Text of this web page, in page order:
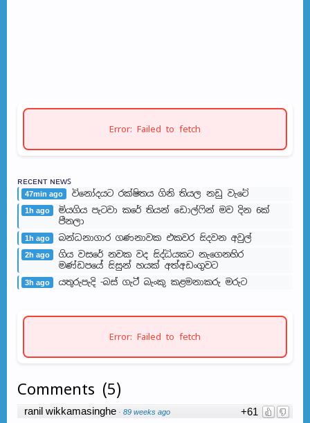
Error: Failed to fetch
ʀᴇᴄᴇɴᴛ ɴᴇᴡꜱ
47min ago විනෝදයට රක්ෂිතය ගිනි තියල නඩු වැටේ
1h ago
මියගිය පැටවා කරේ තියන් ඩොල්ෆින් මව දින 6ක්
පීනලා
1h ago බන්ධනාගාර ගණනාවක එකවර සිදවන අවුල්
2h ago
ගිය වසරේ නවක වද සිද්ධියකට නැගෙනහිර
මණ්ඩපයේ සිසුන් හයක් අත්අඩංගුවට
3h ago යතුරුපැදි -බස් ගැටී බැංකු කළමනාකරු මරුට
Error: Failed to fetch
Comments (5)
+61
ranil wikkamasinghe · 89 weeks ago